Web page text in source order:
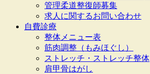
管理柔道整復師募集
求人に関するお問い合わせ
自費診療
整体メニュー表
筋肉調整（もみほぐし）
ストレッチ・ストレッチ整体
肩甲骨はがし